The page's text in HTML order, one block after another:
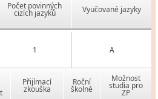
Počet povinných
cizích jazyků Vyučované jazyky
1 A
Přijímací
zkouška
Roční
školné
Možnost
studia pro
ZP